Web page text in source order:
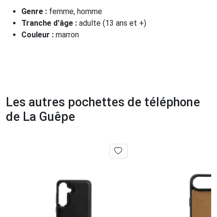
Genre : femme, homme
Tranche d'âge : adulte (13 ans et +)
Couleur : marron
Les autres pochettes de téléphone
de La Guêpe